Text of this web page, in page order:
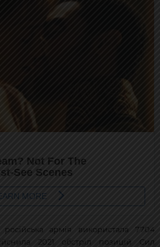
армія використала 7704
2021 обстріл позицій Сил